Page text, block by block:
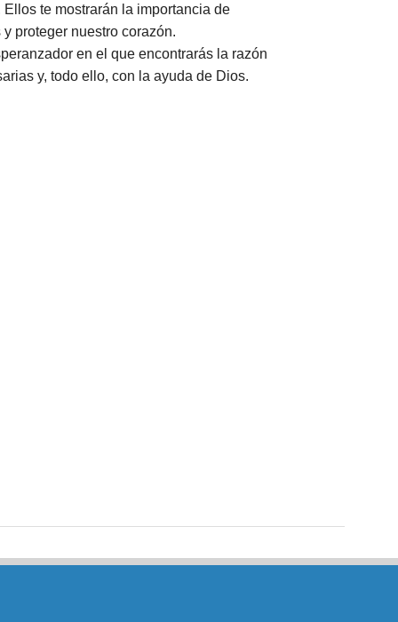
te mostrarán la importancia de
proteger nuestro corazón.
en el que encontrarás la razón
y, todo ello, con la ayuda de Dios.